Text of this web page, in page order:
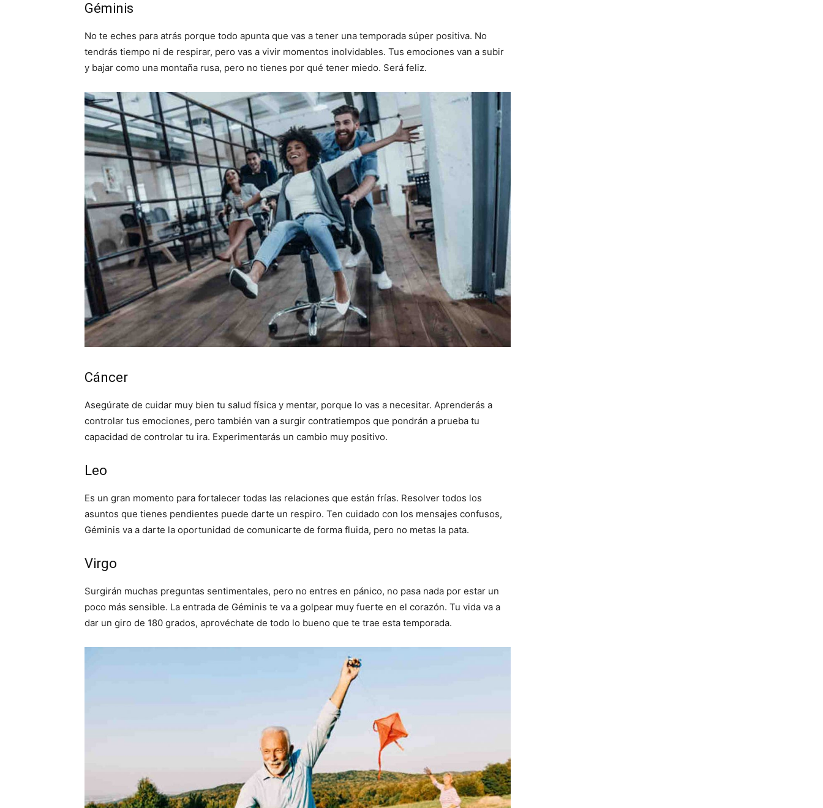
Géminis
No te eches para atrás porque todo apunta que vas a tener una temporada súper positiva. No
tendrás tiempo ni de respirar, pero vas a vivir momentos inolvidables. Tus emociones van a subir
y bajar como una montaña rusa, pero no tienes por qué tener miedo. Será feliz.
Cáncer
Asegúrate de cuidar muy bien tu salud física y mentar, porque lo vas a necesitar. Aprenderás a
controlar tus emociones, pero también van a surgir contratiempos que pondrán a prueba tu
capacidad de controlar tu ira. Experimentarás un cambio muy positivo.
Leo
Es un gran momento para fortalecer todas las relaciones que están frías. Resolver todos los
asuntos que tienes pendientes puede darte un respiro. Ten cuidado con los mensajes confusos,
Géminis va a darte la oportunidad de comunicarte de forma fluida, pero no metas la pata.
Virgo
Surgirán muchas preguntas sentimentales, pero no entres en pánico, no pasa nada por estar un
poco más sensible. La entrada de Géminis te va a golpear muy fuerte en el corazón. Tu vida va a
dar un giro de 180 grados, aprovéchate de todo lo bueno que te trae esta temporada.